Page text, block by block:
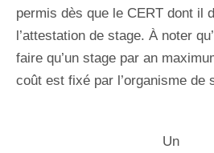
permis dès que le CERT dont il
l’attestation de stage. À noter
faire qu’un stage par an
coût est fixé par l’organisme de
Un